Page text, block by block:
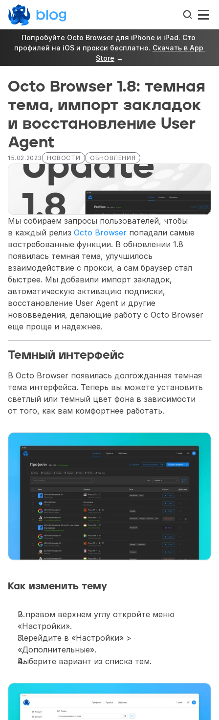
Попробуйте Octo Browser для iPhone и iPad. Сто
профилей на iOS и прокси бесплатно. Скачать в App
Store →
Octo Browser 1.8: темная
тема, импорт закладок
и восстановление User
Agent
15.02.2023 НОВОСТИ ОБНОВЛЕНИЯ
Мы собираем запросы пользователей, чтобы
в каждый релиз Octo Browser попадали самые
востребованные функции. В обновлении 1.8
появилась темная тема, улучшилось
взаимодействие с прокси, а сам браузер стал
быстрее. Мы добавили импорт закладок,
автоматическую активацию подписки,
восстановление User Agent и другие
нововведения, делающие работу с Octo Browser
еще проще и надежнее.
Темный интерфейс
В Octo Browser появилась долгожданная темная
тема интерфейса. Теперь вы можете установить
светлый или темный цвет фона в зависимости
от того, как вам комфортнее работать.
Как изменить тему
В правом верхнем углу откройте меню
«Настройки».
Перейдите в «Настройки» >
«Дополнительные».
Выберите вариант из списка тем.